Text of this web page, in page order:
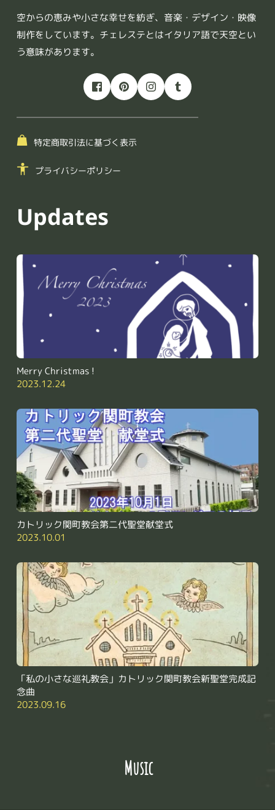
空からの恵みや小さな幸せを紡ぎ、音楽・デザイン・映像
制作をしています。チェレステとはイタリア語で天空とい
う意味があります。
特定商取引法に基づく表示
プライバシーポリシー
Updates
Merry Christmas !
2023.12.24
カトリック関町教会第二代聖堂献堂式
2023.10.01
「私の小さな巡礼教会」カトリック関町教会新聖堂完成記
念曲
2023.09.16
Music